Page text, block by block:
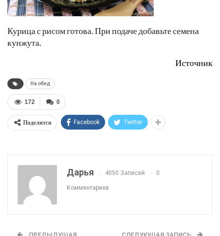
Курица с рисом готова. При подаче добавьте семена
кунжута.
Источник
На обед
0
172
Поделится Facebook Twitter
Дарья 4050 Записей 0
Комментариев